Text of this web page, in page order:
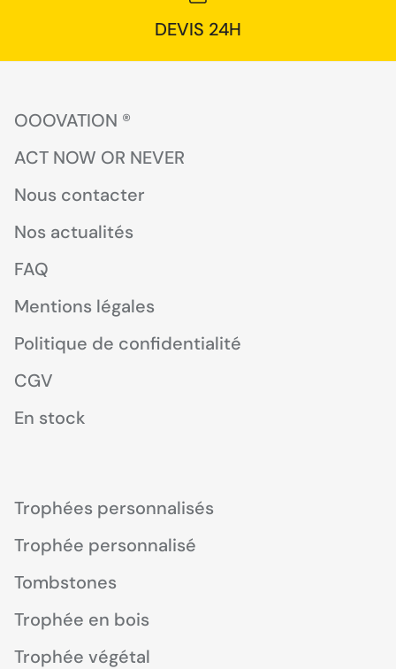
DEVIS 24H
OOOVATION ®
ACT NOW OR NEVER
Nous contacter
Nos actualités
FAQ
Mentions légales
Politique de confidentialité
CGV
En stock
Trophées personnalisés
Trophée personnalisé
Tombstones
Trophée en bois
Trophée végétal